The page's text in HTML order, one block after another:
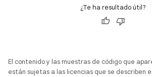
¿Te ha resultado útil?
El contenido y las muestras de código que
están sujetas a las licencias que se describen